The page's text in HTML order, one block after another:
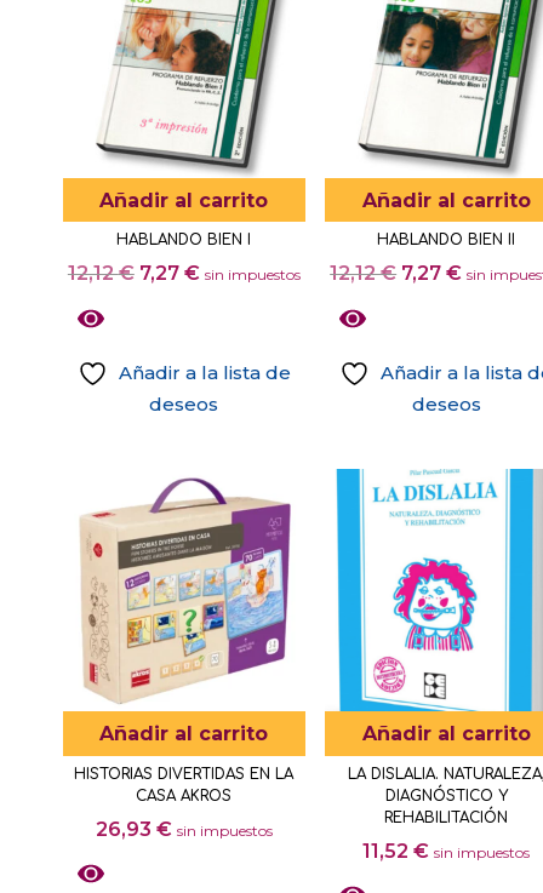
Añadir al carrito
HABLANDO BIEN I
12,12€ El
era:
12,12 €.
7,27 €El
es:
7,27 €.
sin impuestos
Añadir a la lista de
deseos
Añadir al carrito
HABLANDO BIEN II
12,12€ El
era:
12,12 €.
7,27€El
es:
7,27 €.
sin
Añadir a la lista
deseos
Añadir al carrito
HISTORIAS DIVERTIDAS EN LA
CASA AKROS
26,93 € sin impuestos
Añadir al carrito
LA DISLALIA.
DIAGNÓSTICO Y
REHABILITACIÓN
11,52€ sin impuestos